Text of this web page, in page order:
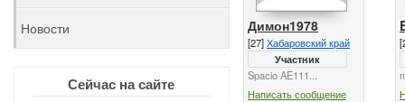
Димон1978
[27]Хабаровский край
Участник
Spacio AE111...
Написать сообщение
Новости
Сейчас на сайте